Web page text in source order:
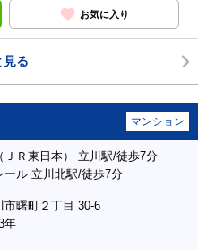
お気に入り
見る
マンション
ＪＲ東日本） 立川駅/徒歩7分
ール 立川北駅/徒歩7分
市曙町２丁目 30-6
年